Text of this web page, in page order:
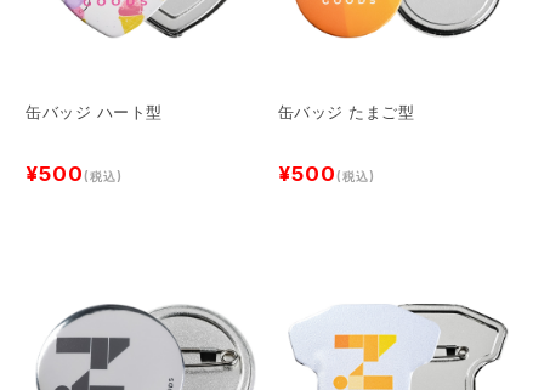
缶バッジ ハート型
¥500(税込)
缶バッジ たまご型
¥500(税込)